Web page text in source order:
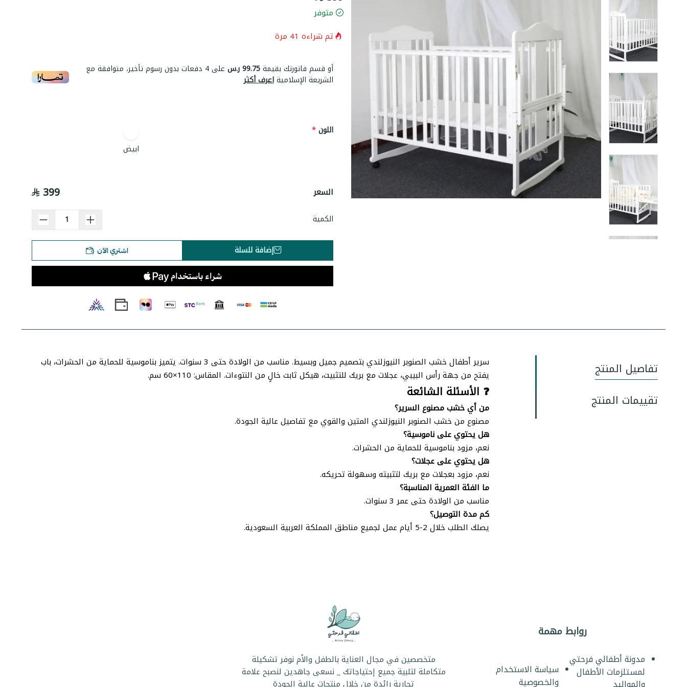
متوفر
تم شراءه 41 مرة
أو قسم فاتورتك بقيمة99.75 ر.س على4 دفعات بدون رسوم تأخير، متوافقة مع
الشريعة الإسلاميةاعرف أكثر
اللون*
ابيض
السعر 399
الكمية
إضافة للسلة اشتري الآن
تفاصيل المنتج
تقييمات المنتج
سرير أطفال خشب الصنوبر النيوزلندي بتصميم جميل وبسيط. مناسب من الولادة حتى 3 سنوات. يتميز بناموسية للحماية من الحشرات، باب
يفتح من جهة رأس البيبي، عجلات مع بريك للتثبيت، هيكل ثابت خالٍ من النتوءات. المقاس: 110×60 سم.
❓ الأسئلة الشائعة
من أي خشب مصنوع السرير؟
مصنوع من خشب الصنوبر النيوزلندي المتين والقوي مع تفاصيل عالية الجودة.
هل يحتوي على ناموسية؟
نعم، مزود بناموسية للحماية من الحشرات.
هل يحتوي على عجلات؟
نعم، مزود بعجلات مع بريك لتثبيته وسهولة تحريكه.
ما الفئة العمرية المناسبة؟
مناسب من الولادة حتى عمر 3 سنوات.
كم مدة التوصيل؟
يصلك الطلب خلال 2-5 أيام عمل لجميع مناطق المملكة العربية السعودية.
روابط مهمة
مدونة أطفالي فرحتي
لمستلزمات الأطفال
سياسة الاستخدام
والخصوصية
متخصصين في مجال العناية بالطفل والأم نوفر تشكيلة
متكاملة لتلبية جميع إحتياجاتك _ نسعى جاهدين لنصبح علامة
تجارية رائدة من خلال منتجات عالية الجودة